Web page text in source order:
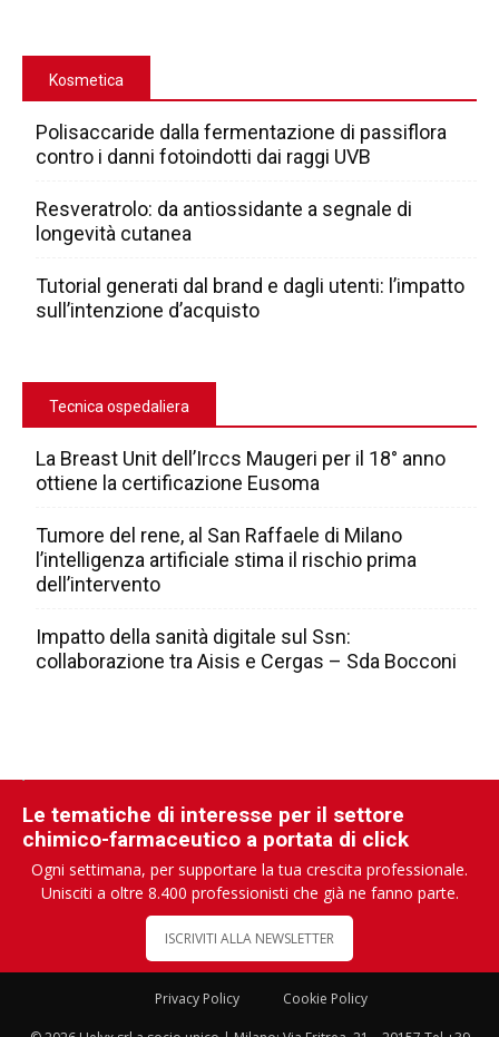
Kosmetica
Polisaccaride dalla fermentazione di passiflora
contro i danni fotoindotti dai raggi UVB
Resveratrolo: da antiossidante a segnale di
longevità cutanea
Tutorial generati dal brand e dagli utenti: l’impatto
sull’intenzione d’acquisto
Tecnica ospedaliera
La Breast Unit dell’Irccs Maugeri per il 18° anno
ottiene la certificazione Eusoma
Tumore del rene, al San Raffaele di Milano
l’intelligenza artificiale stima il rischio prima
dell’intervento
Impatto della sanità digitale sul Ssn:
collaborazione tra Aisis e Cergas – Sda Bocconi
Le tematiche di interesse per il settore
chimico-farmaceutico a portata di click
Ogni settimana, per supportare la tua crescita professionale.
Unisciti a oltre 8.400 professionisti che già ne fanno parte.
ISCRIVITI ALLA NEWSLETTER
Privacy Policy Cookie Policy